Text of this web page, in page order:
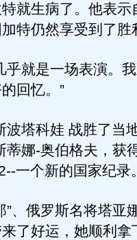
生病了。他表示
特仍然享受到了胜
就是一场表演。
回忆。”
塔科娃 战胜了当
蒂娜-奥伯格夫，获
一个新的国家纪录
俄罗斯名将塔亚
了好运，她顺利拿